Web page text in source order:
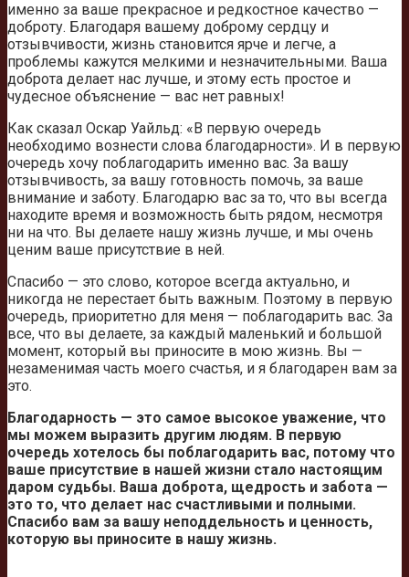
именно за ваше прекрасное и редкостное качество —
доброту. Благодаря вашему доброму сердцу и
отзывчивости, жизнь становится ярче и легче, а
проблемы кажутся мелкими и незначительными. Ваша
доброта делает нас лучше, и этому есть простое и
чудесное объяснение — вас нет равных!
Как сказал Оскар Уайльд: «В первую очередь
необходимо вознести слова благодарности». И в первую
очередь хочу поблагодарить именно вас. За вашу
отзывчивость, за вашу готовность помочь, за ваше
внимание и заботу. Благодарю вас за то, что вы всегда
находите время и возможность быть рядом, несмотря
ни на что. Вы делаете нашу жизнь лучше, и мы очень
ценим ваше присутствие в ней.
Спасибо — это слово, которое всегда актуально, и
никогда не перестает быть важным. Поэтому в первую
очередь, приоритетно для меня — поблагодарить вас. За
все, что вы делаете, за каждый маленький и большой
момент, который вы приносите в мою жизнь. Вы —
незаменимая часть моего счастья, и я благодарен вам за
это.
Благодарность — это самое высокое уважение, что
мы можем выразить другим людям. В первую
очередь хотелось бы поблагодарить вас, потому что
ваше присутствие в нашей жизни стало настоящим
даром судьбы. Ваша доброта, щедрость и забота —
это то, что делает нас счастливыми и полными.
Спасибо вам за вашу неподдельность и ценность,
которую вы приносите в нашу жизнь.